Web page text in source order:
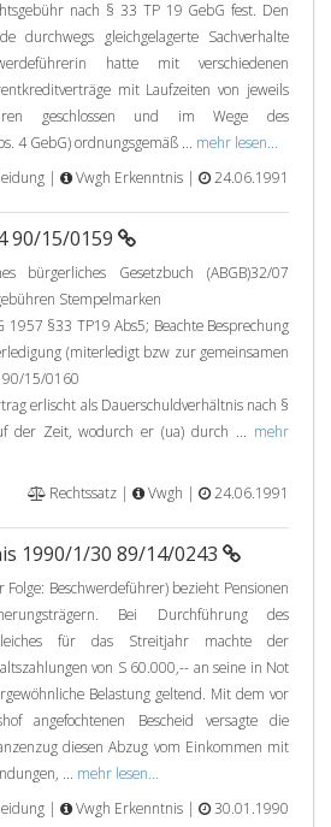
nach § 33 TP 19 GebG fest. Den
durchwegs gleichgelagerte Sachverhalte
hatte mit verschiedenen
mit Laufzeiten von jeweils
geschlossen und im Wege des
4 GebG) ordnungsgemäß ... mehr lesen...
|
Vwgh Erkenntnis | 24.06.1991
90/15/0159
bürgerliches Gesetzbuch (ABGB)32/07
Stempelmarken
1957 §33 TP19 Abs5; Beachte Besprechung
(miterledigt bzw zur gemeinsamen
90/15/0160
erlischt als Dauerschuldverhältnis nach §
der Zeit, wodurch er (ua) durch ... mehr
Rechtssatz |
Vwgh | 24.06.1991
1990/1/30 89/14/0243
Beschwerdeführer) bezieht Pensionen
Bei Durchführung des
für das Streitjahr machte der
von S 60.000,-- an seine in Not
Belastung geltend. Mit dem vor
angefochtenen Bescheid versagte die
diesen Abzug vom Einkommen mit
... mehr lesen...
|
Vwgh Erkenntnis | 30.01.1990